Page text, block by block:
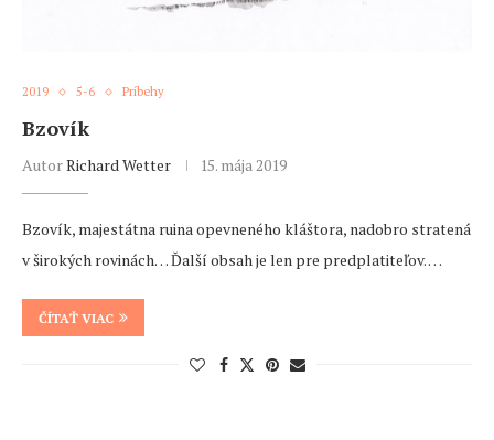
2019 5-6 Príbehy
Bzovík
AutorRichard Wetter 15. mája 2019
Bzovík, majestátna ruina opevneného kláštora, nadobro stratená
v širokých rovinách… Ďalší obsah je len pre predplatiteľov. …
ČÍTAŤ VIAC